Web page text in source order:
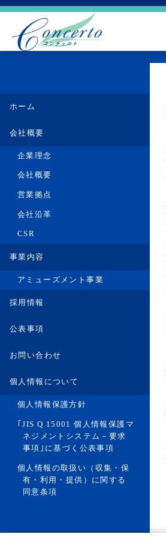
ホーム
会社概要
企業理念
会社概要
営業拠点
会社沿革
CSR
事業内容
アミューズメント事業
採用情報
公表事項
お問い合わせ
個人情報について
個人情報保護方針
｢JIS Q 15001 個人情報保護マ
ネジメントシステム－要求
事項｣に基づく公表事項
個人情報の取扱い（収集・保
有・利用・提供）に関する
同意条項